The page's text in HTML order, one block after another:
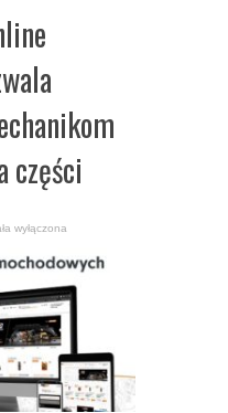
części
wyłączona